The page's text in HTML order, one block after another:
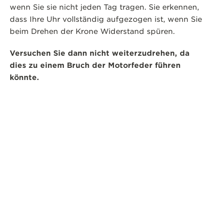
wenn Sie sie nicht jeden Tag tragen. Sie erkennen,
dass Ihre Uhr vollständig aufgezogen ist, wenn Sie
beim Drehen der Krone Widerstand spüren.
Versuchen Sie dann nicht weiterzudrehen, da
dies zu einem Bruch der Motorfeder führen
könnte.